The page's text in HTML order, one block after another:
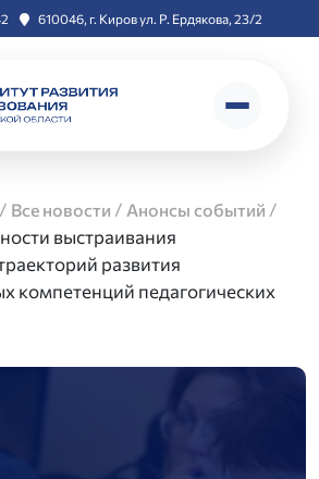
610046, г. Киров ул. Р. Ердякова, 23/2
/ Все новости / Анонсы событий /
выстраивания
развития
компетенций педагогических